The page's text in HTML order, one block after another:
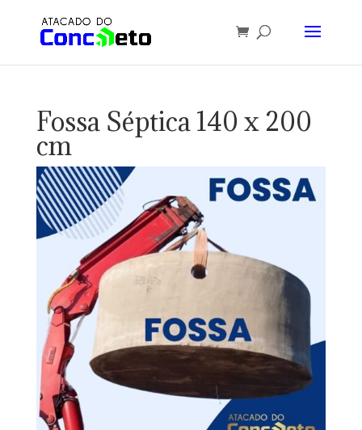
Fossa Séptica 140 x 200
cm